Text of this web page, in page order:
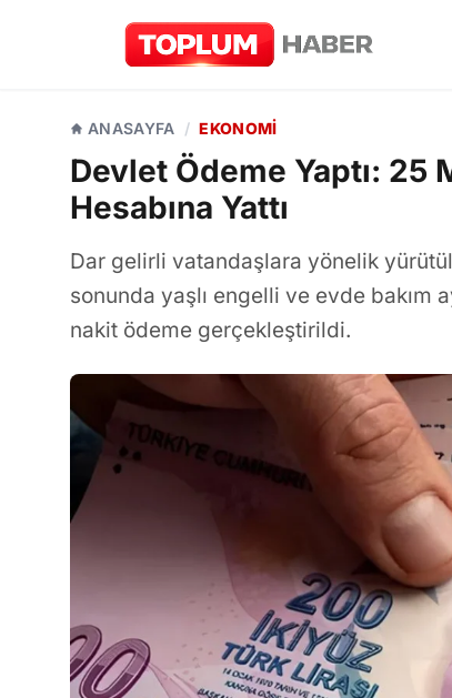
ANASAYFA / EKONOMI
Devlet Ödeme Yaptı: 25
Hesabına Yattı
Dar gelirli vatandaşlara yönelik
sonunda yaşlı engelli ve evde bakım
nakit ödeme gerçekleştirildi.